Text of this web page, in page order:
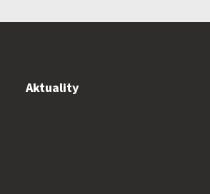
Aktuality